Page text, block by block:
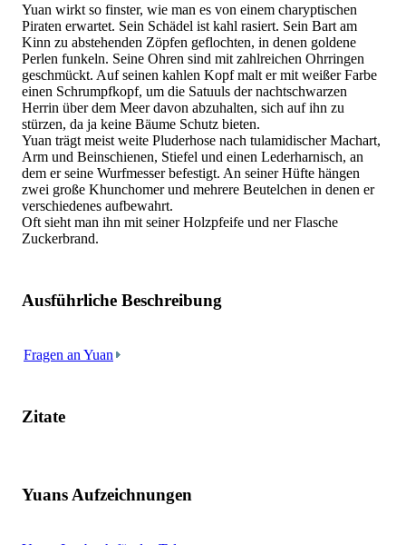
Yuan wirkt so finster, wie man es von einem charyptischen
Piraten erwartet. Sein Schädel ist kahl rasiert. Sein Bart am
Kinn zu abstehenden Zöpfen geflochten, in denen goldene
Perlen funkeln. Seine Ohren sind mit zahlreichen Ohrringen
geschmückt. Auf seinen kahlen Kopf malt er mit weißer Farbe
einen Schrumpfkopf, um die Satuuls der nachtschwarzen
Herrin über dem Meer davon abzuhalten, sich auf ihn zu
stürzen, da ja keine Bäume Schutz bieten.
Yuan trägt meist weite Pluderhose nach tulamidischer Machart,
Arm und Beinschienen, Stiefel und einen Lederharnisch, an
dem er seine Wurfmesser befestigt. An seiner Hüfte hängen
zwei große Khunchomer und mehrere Beutelchen in denen er
verschiedenes aufbewahrt.
Oft sieht man ihn mit seiner Holzpfeife und ner Flasche
Zuckerbrand.
Ausführliche Beschreibung
Fragen an Yuan
Zitate
Yuans Aufzeichnungen